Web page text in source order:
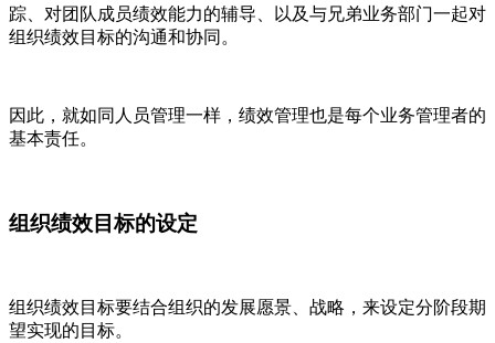
踪、对团队成员绩效能力的辅导、以及与兄弟业务部门一起对
组织绩效目标的沟通和协同。
因此，就如同人员管理一样，绩效管理也是每个业务管理者的
基本责任。
组织绩效目标的设定
组织绩效目标要结合组织的发展愿景、战略，来设定分阶段期
望实现的目标。